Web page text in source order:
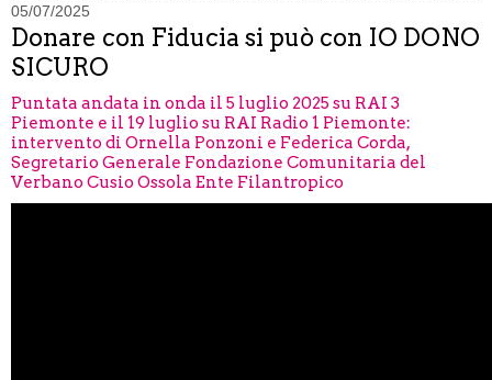
05/07/2025
Donare con Fiducia si può con IO DONO
SICURO
Puntata andata in onda il 5 luglio 2025 su RAI 3
Piemonte e il 19 luglio su RAI Radio 1 Piemonte:
intervento di Ornella Ponzoni e Federica Corda,
Segretario Generale Fondazione Comunitaria del
Verbano Cusio Ossola Ente Filantropico